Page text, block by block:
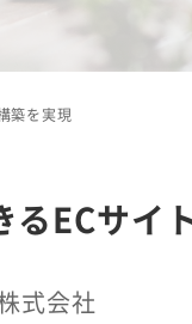
築を実現
ECサイ
式会社